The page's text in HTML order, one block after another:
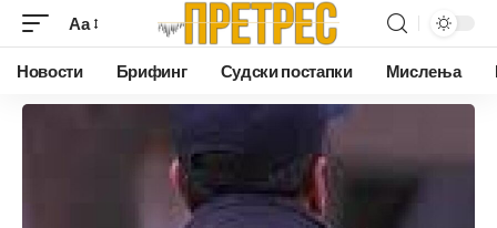
Аа
Новости Брифинг Судски постапки Мислења